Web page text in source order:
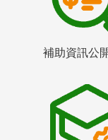
補助資訊公